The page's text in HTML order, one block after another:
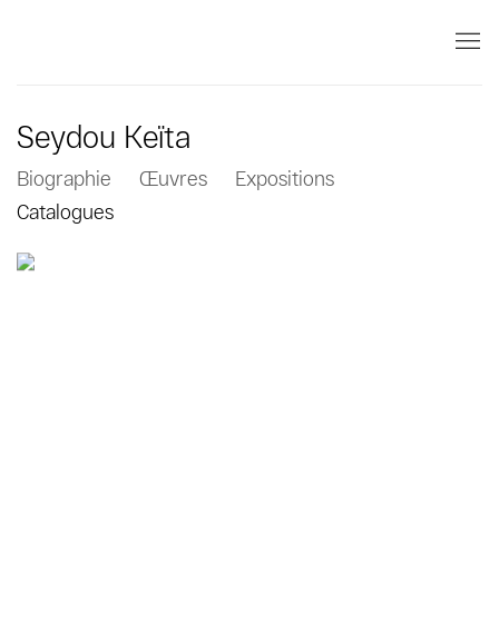
Seydou Keïta
Biographie Œuvres
Expositions
Catalogues